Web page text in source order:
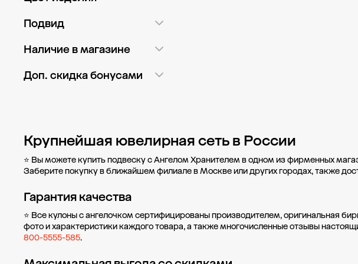
Прозрачный
Синий 1
Красный
Подвид
Классика 4
Наличие в магазине
ГМ Глобус 1
ГМ Глобус Красногорск 1
Показать ещё
Доп. скидка бонусами
Крупнейшая ювелирная сеть в России
⭐ Вы можете купить подвеску с Ангелом Хранителем в одном из фирменных
Заберите покупку в ближайшем филиале в Москве илидругих городах, также
Гарантия качества
⭐ Все кулоны с ангелочком сертифицированы производителем, оригинальная
фото и характеристики каждого товара, а также многочисленные отзывы
800-5555-585.